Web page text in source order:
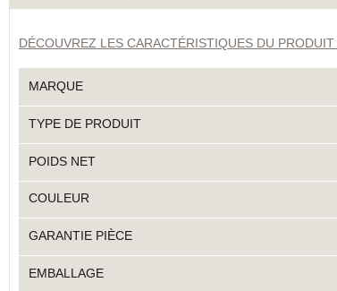
DÉCOUVREZ LES CARACTÉRISTIQUES DU
MARQUE
TYPE DE PRODUIT
POIDS NET
COULEUR
GARANTIE PIÈCE
EMBALLAGE